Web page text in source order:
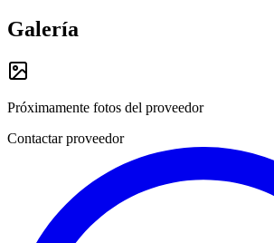
Galería
Próximamente fotos del proveedor
Contactar proveedor